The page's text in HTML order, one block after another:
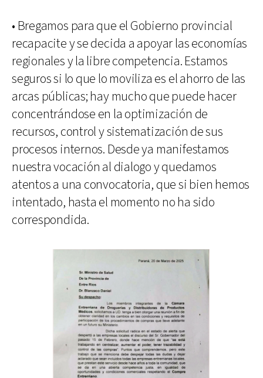
• Bregamos para que el Gobierno provincial
recapacite y se decida a apoyar las economías
regionales y la libre competencia. Estamos
seguros si lo que lo moviliza es el ahorro de las
arcas públicas; hay mucho que puede hacer
concentrándose en la optimización de
recursos, control y sistematización de sus
procesos internos. Desde ya manifestamos
nuestra vocación al dialogo y quedamos
atentos a una convocatoria, que si bien hemos
intentado, hasta el momento no ha sido
correspondida.